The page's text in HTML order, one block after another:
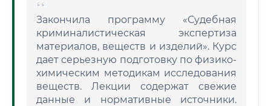
Закончила программу «Судебная
криминалистическая экспертиза
материалов, веществ и изделий». Курс
дает серьезную подготовку по физико-
химическим методикам исследования
веществ. Лекции содержат свежие
данные и нормативные источники.